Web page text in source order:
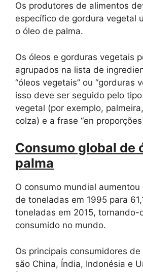
Os produtores de alimentos
específico de gordura vegetal
o óleo de palma.
Os óleos e gorduras vegetais
agrupados na lista de
“óleos vegetais” ou “gorduras
isso deve ser seguido pelo
vegetal (por exemplo,
colza) e a frase “en
Consumo global de
palma
O consumo mundial aumentou
de toneladas em 1995 para
toneladas em 2015, tornando-
consumido no mundo.
Os principais consumidores
são China, Índia, Indonésia e